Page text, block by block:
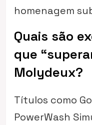
homenagem
Quais são
que
Molydeux?
Títulos como
PowerWash